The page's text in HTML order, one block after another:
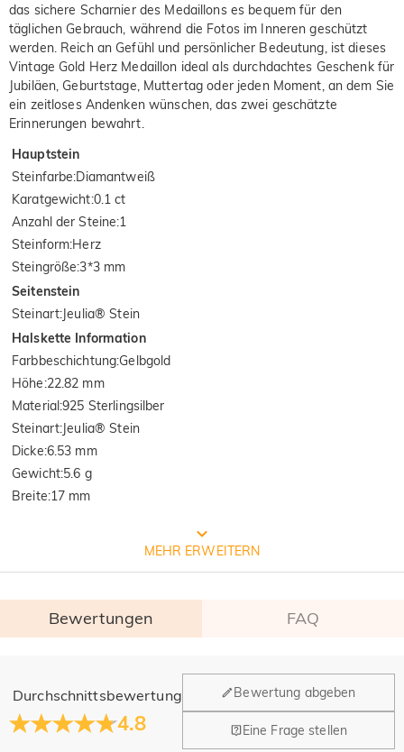
das sichere Scharnier des Medaillons es bequem für den
täglichen Gebrauch, während die Fotos im Inneren geschützt
werden. Reich an Gefühl und persönlicher Bedeutung, ist dieses
Vintage Gold Herz Medaillon ideal als durchdachtes Geschenk für
Jubiläen, Geburtstage, Muttertag oder jeden Moment, an dem Sie
ein zeitloses Andenken wünschen, das zwei geschätzte
Erinnerungen bewahrt.
Hauptstein
Steinfarbe:Diamantweiß
Karatgewicht:0.1 ct
Anzahl der Steine:1
Steinform:Herz
Steingröße:3*3 mm
Seitenstein
Steinart:Jeulia® Stein
Halskette Information
Farbbeschichtung:Gelbgold
Höhe:22.82 mm
Material:925 Sterlingsilber
Steinart:Jeulia® Stein
Dicke:6.53 mm
Gewicht:5.6 g
Breite:17 mm
Prozess der Schmuckherstellung
MEHR ERWEITERN
Bewertungen FAQ
Durchschnittsbewertung
4.8
Bewertung abgeben
Eine Frage stellen
Allgemein
Wo befindet sich Ihr Unternehmen?
Unser Hauptbüro befindet sich in Los Angeles, Kalifornien,